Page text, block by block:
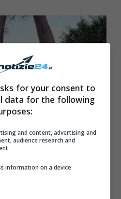
for your consent to
data for the following
and content, advertising and
audience research and
information on a device